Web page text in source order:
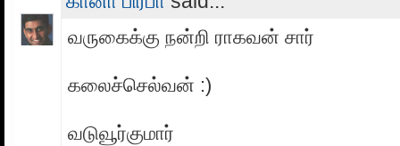
வருகைக்கு நன்றி ராகவன் சார்
கலைச்செல்வன் :)
வடுவூர்குமார்